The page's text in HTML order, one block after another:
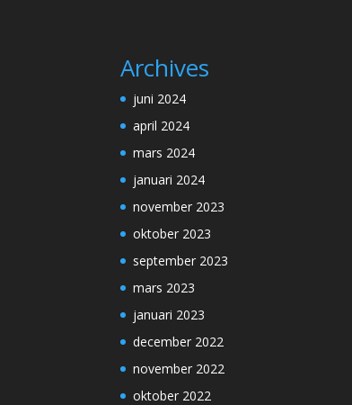
Archives
juni 2024
april 2024
mars 2024
januari 2024
november 2023
oktober 2023
september 2023
mars 2023
januari 2023
december 2022
november 2022
oktober 2022